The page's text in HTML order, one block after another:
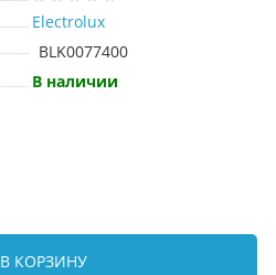
Electrolux
BLK0077400
В наличии
В КОРЗИНУ